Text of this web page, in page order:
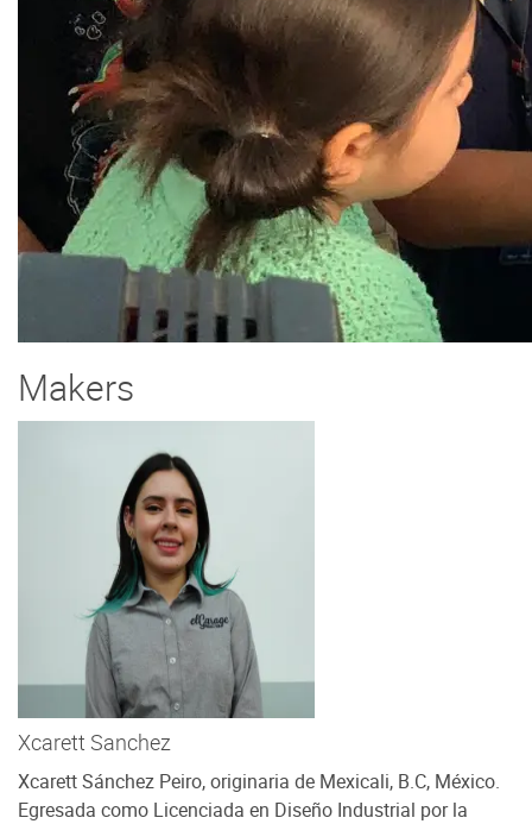
Makers
Xcarett Sanchez
Xcarett Sánchez Peiro, originaria de Mexicali, B.C, México.
Egresada como Licenciada en Diseño Industrial por la